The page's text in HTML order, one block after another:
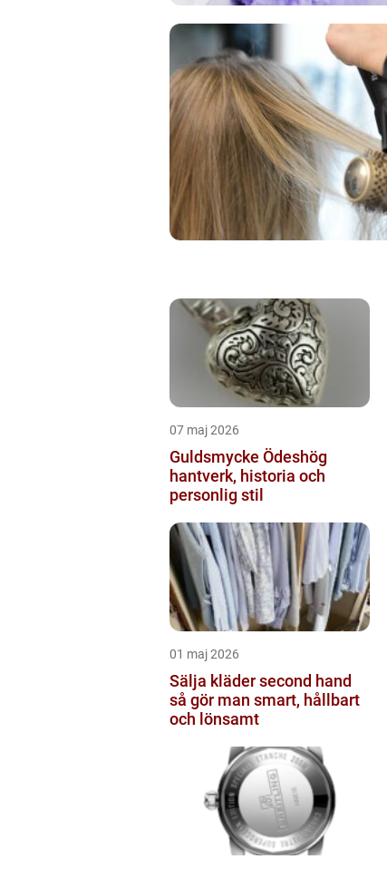
07 maj 2026
Guldsmycke Ödeshög
hantverk, historia och
personlig stil
01 maj 2026
Sälja kläder second hand
så gör man smart, hållbart
och lönsamt